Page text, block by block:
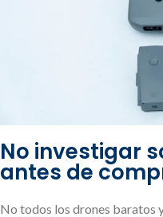
No investigar
antes de
No todos los drones baratos